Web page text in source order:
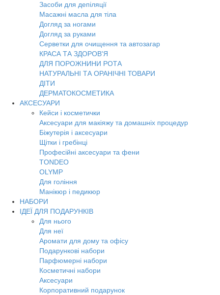
Засоби для депіляції
Масажні масла для тіла
Догляд за ногами
Догляд за руками
Серветки для очищення та автозагар
КРАСА ТА ЗДОРОВ'Я
ДЛЯ ПОРОЖНИНИ РОТА
НАТУРАЛЬНІ ТА ОРАНІЧНІ ТОВАРИ
ДІТИ
ДЕРМАТОКОСМЕТИКА
АКСЕСУАРИ
Кейси і косметички
Аксесуари для макіяжу та домашніх процедур
Біжутерія і аксесуари
Щітки і гребінці
Професійні аксесуари та фени
TONDEO
OLYMP
Для гоління
Манікюр і педикюр
НАБОРИ
ІДЕЇ ДЛЯ ПОДАРУНКІВ
Для нього
Для неї
Аромати для дому та офісу
Подарункові набори
Парфюмерні набори
Косметичні набори
Аксесуари
Корпоративний подарунок